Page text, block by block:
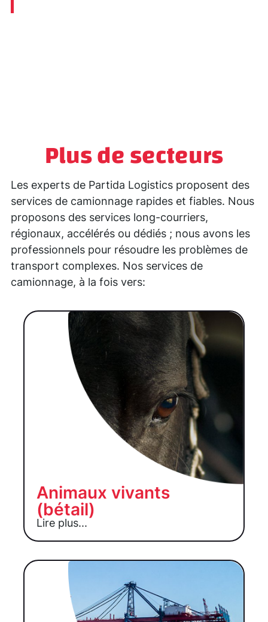
Plus de secteurs
Les experts de Partida Logistics proposent des
services de camionnage rapides et fiables. Nous
proposons des services long-courriers,
régionaux, accélérés ou dédiés ; nous avons les
professionnels pour résoudre les problèmes de
transport complexes. Nos services de
camionnage, à la fois vers:
Animaux vivants
(bétail)
Lire plus...